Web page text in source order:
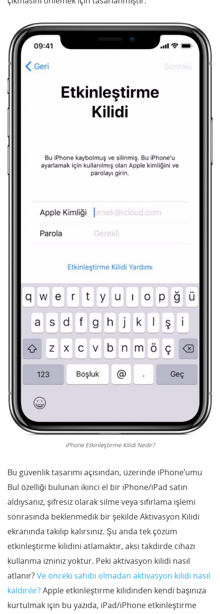
iPhone Etkinleştirme Kilidi Nedir?
Bu güvenlik tasarımı açısından, üzerinde iPhone’umu
Bul özelliği bulunan ikinci el bir iPhone/iPad satın
aldıysanız, şifresiz olarak silme veya sıfırlama işlemi
sonrasında beklenmedik bir şekilde Aktivasyon Kilidi
ekranında takılıp kalırsınız. Şu anda tek çözüm
etkinleştirme kilidini atlamaktır, aksi takdirde cihazı
kullanma izniniz yoktur. Peki aktivasyon kilidi nasıl
atlanır?Ve önceki sahibi olmadan aktivasyon kilidi nasıl
kaldırılır?Apple etkinleştirme kilidinden kendi başınıza
kurtulmak için bu yazıda, iPad/iPhone etkinleştirme